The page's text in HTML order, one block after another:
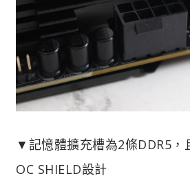
▼記憶體擴充槽為2條DDR5，
OC SHIELD設計